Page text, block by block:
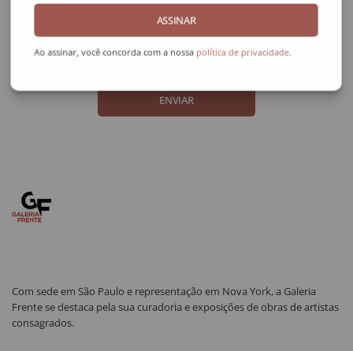
ASSINAR
Ao assinar, você concorda com a nossa política de privacidade.
Nome Completo
ENVIAR
Com sede em São Paulo e representação em Nova York, a Galeria
Frente se destaca pela sua curadoria e exposições de obras de artistas
consagrados.